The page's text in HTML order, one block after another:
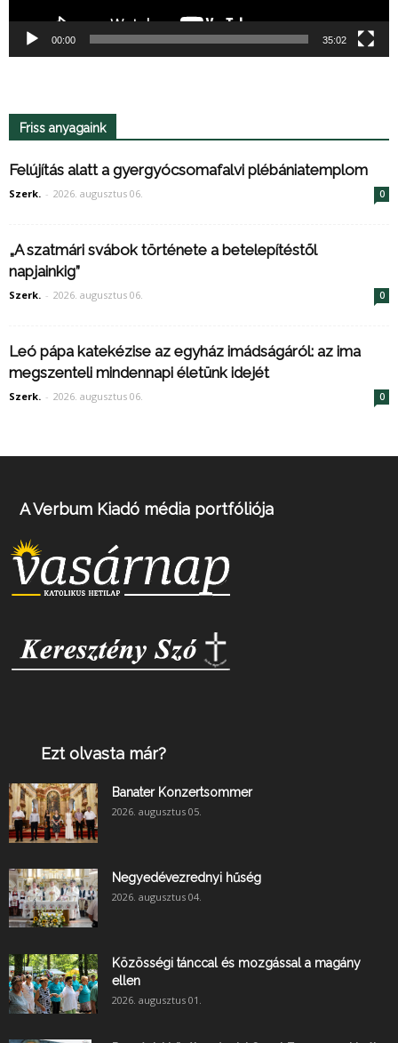
00:00 35:02
Friss anyagaink
Felújítás alatt a gyergyócsomafalvi plébániatemplom
Szerk. - 2026. augusztus 06. 0
„A szatmári svábok története a betelepítéstől
napjainkig”
Szerk. - 2026. augusztus 06. 0
Leó pápa katekézise az egyház imádságáról: az ima
megszenteli mindennapi életünk idejét
Szerk. - 2026. augusztus 06. 0
A Verbum Kiadó média portfóliója
Ezt olvasta már?
Banater Konzertsommer
2026. augusztus 05.
Negyedévezrednyi hűség
2026. augusztus 04.
Közösségi tánccal és mozgással a magány
ellen
2026. augusztus 01.